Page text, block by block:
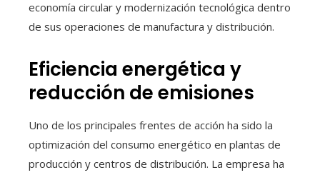
economía circular y modernización tecnológica dentro
de sus operaciones de manufactura y distribución.
Eficiencia energética y
reducción de emisiones
Uno de los principales frentes de acción ha sido la
optimización del consumo energético en plantas de
producción y centros de distribución. La empresa ha